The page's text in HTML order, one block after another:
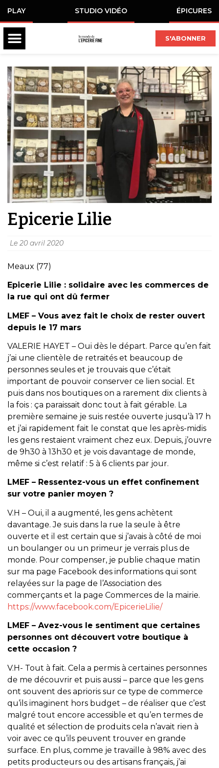
PLAY STUDIO VIDÉO ÉPICURES
S'ABONNER
Epicerie Lilie
Le 20 avril 2020
Meaux (77)
Epicerie Lilie : solidaire avec les commerces de
la rue qui ont dû fermer
LMEF – Vous avez fait le choix de rester ouvert
depuis le 17 mars
VALERIE HAYET – Oui dès le départ. Parce qu’en fait
j’ai une clientèle de retraités et beaucoup de
personnes seules et je trouvais que c’était
important de pouvoir conserver ce lien social. Et
puis dans nos boutiques on a rarement dix clients à
la fois : ça paraissait donc tout à fait gérable. La
première semaine je suis restée ouverte jusqu’à 17 h
et j’ai rapidement fait le constat que les après-midis
les gens restaient vraiment chez eux. Depuis, j’ouvre
de 9h30 à 13h30 et je vois davantage de monde,
même si c’est relatif : 5 à 6 clients par jour.
LMEF – Ressentez-vous un effet confinement
sur votre panier moyen ?
V.H – Oui, il a augmenté, les gens achètent
davantage. Je suis dans la rue la seule à être
ouverte et il est certain que si j’avais à côté de moi
un boulanger ou un primeur je verrais plus de
monde. Pour compenser, je publie chaque matin
sur ma page Facebook des informations qui sont
relayées sur la page de l’Association des
commerçants et la page Commerces de la mairie.
https://www.facebook.com/EpicerieLilie/
LMEF – Avez-vous le sentiment que certaines
personnes ont découvert votre boutique à
cette occasion ?
V.H- Tout à fait. Cela a permis à certaines personnes
de me découvrir et puis aussi – parce que les gens
ont souvent des aprioris sur ce type de commerce
qu’ils imaginent hors budget – de réaliser que c’est
malgré tout encore accessible et qu’en termes de
qualité et sélection de produits cela n’avait rien à
voir avec ce qu’ils peuvent trouver en grande
surface. En plus, comme je travaille à 98% avec des
petits producteurs ou des artisans français, j’ai